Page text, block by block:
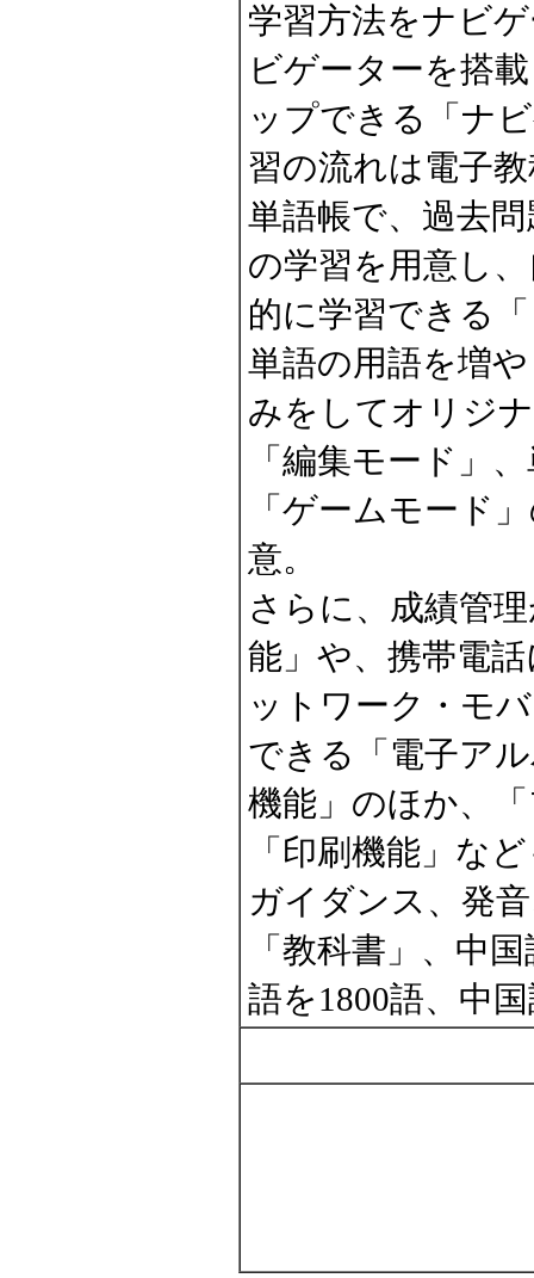
学習方法をナビ
ビゲーターを搭
ップできる「ナ
習の流れは電子
単語帳で、過去
の学習を用意し
的に学習できる
単語の用語を増
みをしてオリジ
「編集モード」
「ゲームモード
意。
さらに、成績管
能」や、携帯電
ットワーク・モ
できる「電子ア
機能」のほか、
「印刷機能」な
ガイダンス、発
「教科書」、中
語を1800語、中